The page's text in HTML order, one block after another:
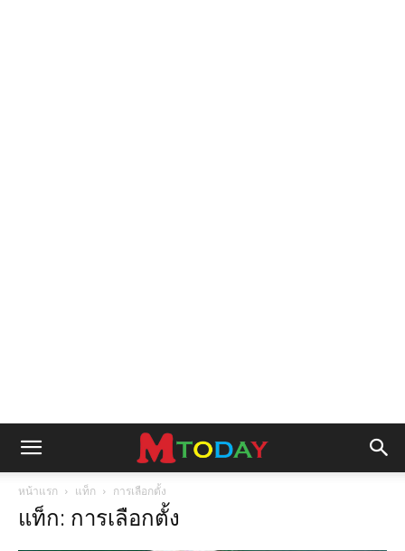
หน้าแรก แท็ก การเลือกตั้ง
แท็ก: การเลือกตั้ง